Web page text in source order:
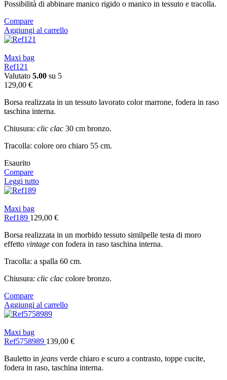
Possibilità di abbinare manico rigido o manico in tessuto e tracolla.
Compare
Aggiungi al carrello
Maxi bag
Ref121
Valutato 5.00 su 5
129,00 €
Borsa realizzata in un tessuto lavorato color marrone, fodera in raso
taschina interna.
Chiusura: clic clac 30 cm bronzo.
Tracolla: colore oro chiaro 55 cm.
Esaurito
Compare
Leggi tutto
Maxi bag
Ref189 129,00 €
Borsa realizzata in un morbido tessuto similpelle testa di moro
effetto vintage con fodera in raso taschina interna.
Tracolla: a spalla 60 cm.
Chiusura: clic clac colore bronzo.
Compare
Aggiungi al carrello
Maxi bag
Ref5758989 139,00 €
Bauletto in jeans verde chiaro e scuro a contrasto, toppe cucite,
fodera in raso, taschina interna.